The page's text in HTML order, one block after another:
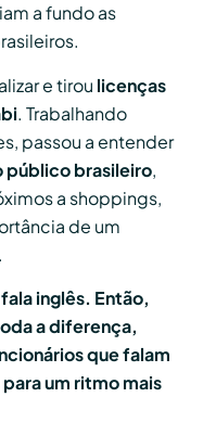
a fundo as
e tirou licenças
. Trabalhando
passou a entender
público brasileiro,
a shoppings,
de um
inglês. Então,
a diferença,
que falam
um ritmo mais